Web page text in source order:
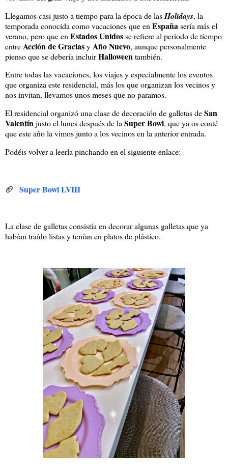
Llegamos casi justo a tiempo para la época de lasHolidays, la
temporada conocida como vacaciones que en Españasería más el
verano, pero que en Estados Unidosse refiere al periodo de tiempo
entreAcción de GraciasyAño Nuevo, aunque personalmente
pienso que se debería incluirHalloweentambién.
Entre todas las vacaciones, los viajes y especialmente los eventos
que organiza este residencial, más los que organizan los vecinos y
nos invitan, llevamos unos meses que no paramos.
El residencial organizó una clase de decoración de galletas deSan
Valentínjusto el lunes después de laSuper Bowl, que ya os conté
que este año la vimos junto a los vecinos en la anterior entrada.
Podéis volver a leerla pinchando en el siguiente enlace:
🏈 Super Bowl LVIII
La clase de galletas consistía en decorar algunas galletas que ya
habían traído listas y tenían en platos de plástico.